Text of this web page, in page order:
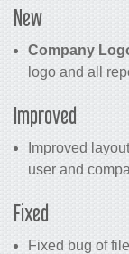
New
Company
logo and all
Improved
Improved
user and
Fixed
Fixed bug of